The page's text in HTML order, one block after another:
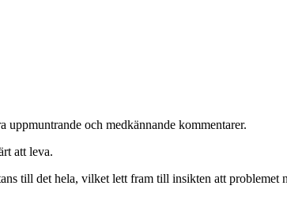
och medkännande kommentarer.
att leva.
till det hela, vilket lett fram till insikten att problemet